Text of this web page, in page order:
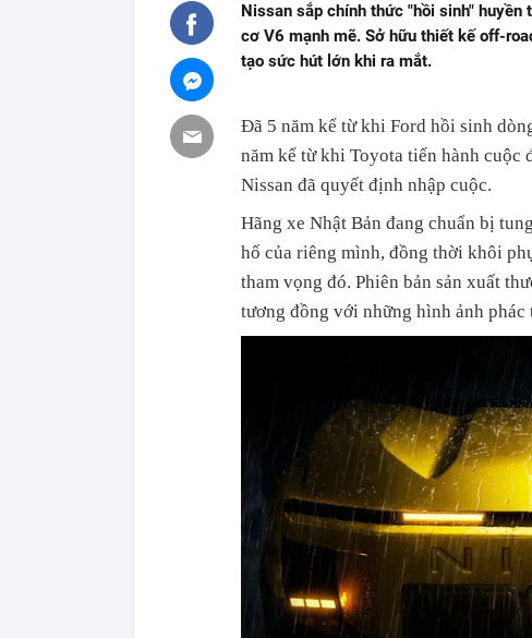
Nissan sắp chính thức "hồi sinh"
cơ V6 mạnh mẽ. Sở hữu thiết kế off-
tạo sức hút lớn khi ra mắt.
Đã 5 năm kể từ khi Ford hồi sinh
năm kể từ khi Toyota tiến hành cuộc
Nissan đã quyết định nhập cuộc.
Hãng xe Nhật Bản đang chuẩn bị
hố của riêng mình, đồng thời khôi
tham vọng đó. Phiên bản sản xuất
tương đồng với những hình ảnh phác